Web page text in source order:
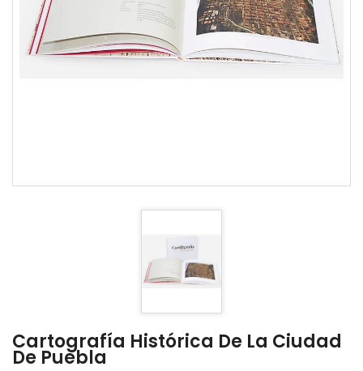
Cartografía Histórica De La Ciudad
De Puebla